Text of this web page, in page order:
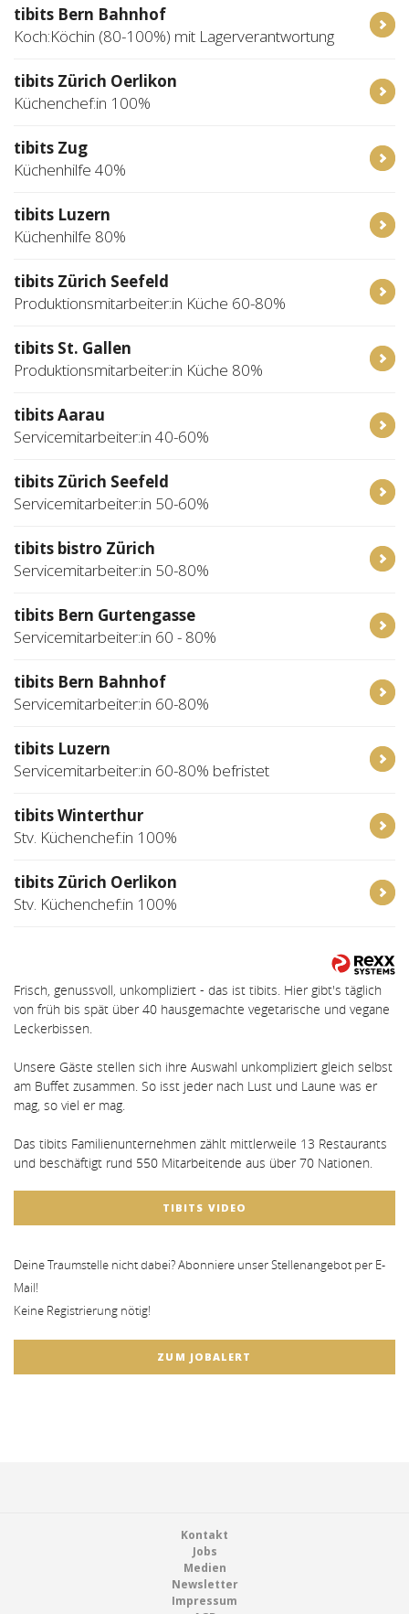
tibits Bern Bahnhof
Koch:Köchin (80-100%) mit Lagerverantwortung
tibits Zürich Oerlikon
Küchenchef:in 100%
tibits Zug
Küchenhilfe 40%
tibits Luzern
Küchenhilfe 80%
tibits Zürich Seefeld
Produktionsmitarbeiter:in Küche 60-80%
tibits St. Gallen
Produktionsmitarbeiter:in Küche 80%
tibits Aarau
Servicemitarbeiter:in 40-60%
tibits Zürich Seefeld
Servicemitarbeiter:in 50-60%
tibits bistro Zürich
Servicemitarbeiter:in 50-80%
tibits Bern Gurtengasse
Servicemitarbeiter:in 60 - 80%
tibits Bern Bahnhof
Servicemitarbeiter:in 60-80%
tibits Luzern
Servicemitarbeiter:in 60-80% befristet
tibits Winterthur
Stv. Küchenchef:in 100%
tibits Zürich Oerlikon
Stv. Küchenchef:in 100%
Frisch, genussvoll, unkompliziert - das ist tibits. Hier gibt's täglich
von früh bis spät über 40 hausgemachte vegetarische und vegane
Leckerbissen.
Unsere Gäste stellen sich ihre Auswahl unkompliziert gleich selbst
am Buffet zusammen. So isst jeder nach Lust und Laune was er
mag, so viel er mag.
Das tibits Familienunternehmen zählt mittlerweile 13 Restaurants
und beschäftigt rund 550 Mitarbeitende aus über 70 Nationen.
TIBITS VIDEO
Deine Traumstelle nicht dabei? Abonniere unser Stellenangebot per E-
Mail!
Keine Registrierung nötig!
ZUM JOBALERT
Kontakt
Jobs
Medien
Newsletter
Impressum